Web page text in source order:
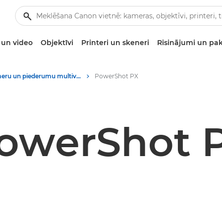
video Objektīvi Printeri un skeneri Risinājumi un
Kameru un piederumu multivides materiāli — Canon preses centrs PowerShot PX